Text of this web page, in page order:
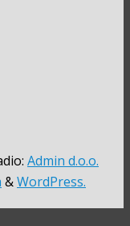
Admin d.o.o.
&WordPress.